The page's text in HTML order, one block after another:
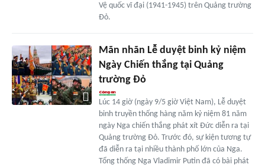
Vệ quốc vĩ đại (1941-1945) trên Quảng trường
Đỏ.
Mãn nhãn Lễ duyệt binh kỷ niệm
Ngày Chiến thắng tại Quảng
trường Đỏ
Lúc 14 giờ (ngày 9/5 giờ Việt Nam), Lễ duyệt
binh truyền thống hàng năm kỷ niệm 81 năm
ngày Nga chiến thắng phát xít Đức diễn ra tại
Quảng trường Đỏ. Trước đó, sự kiện tương tự
đã diễn ra tại nhiều thành phố lớn của Nga.
Tổng thống Nga Vladimir Putin đã có bài phát